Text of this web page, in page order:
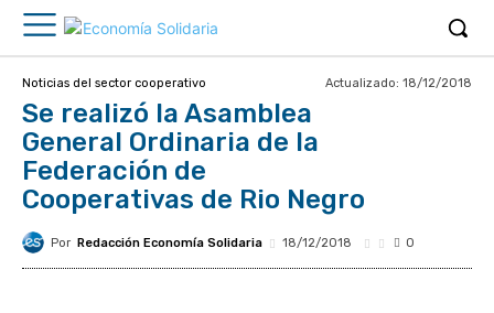
Noticias del sector cooperativo Actualizado: 18/12/2018
Se realizó la Asamblea
General Ordinaria de la
Federación de
Cooperativas de Rio Negro
Por Redacción Economía Solidaria 18/12/2018 0